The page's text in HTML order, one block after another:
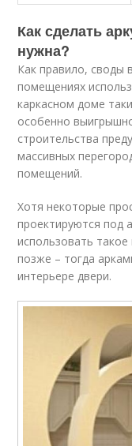
Как сделать
нужна?
Как правило, своды
помещениях
каркасном доме
особенно
строительства
массивных
помещений.
Хотя некоторые
проектируются под
использовать
позже – тогда
интерьере двери.